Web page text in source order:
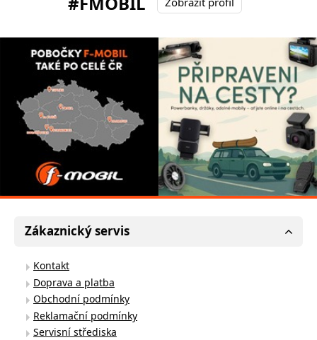
Zákaznický servis
Kontakt
Doprava a platba
Obchodní podmínky
Reklamační podmínky
Servisní střediska